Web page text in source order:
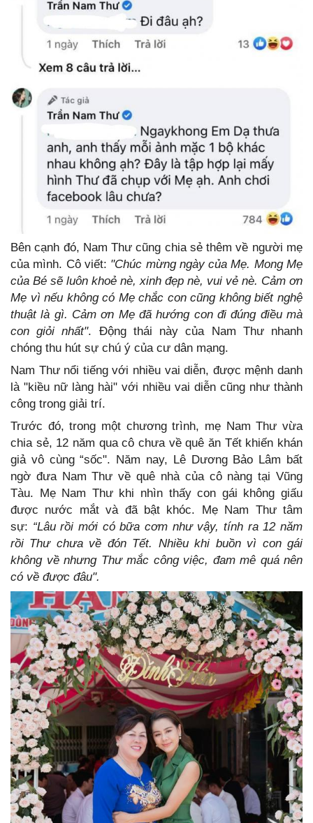
Bên cạnh đó, Nam Thư cũng chia sẻ thêm về người mẹ
của mình. Cô viết: "Chúc mừng ngày của Mẹ. Mong Mẹ
của Bé sẽ luôn khoẻ nè, xinh đẹp nè, vui vẻ nè. Cảm ơn
Mẹ vì nếu không có Mẹ chắc con cũng không biết nghệ
thuật là gì. Cảm ơn Mẹ đã hướng con đi đúng điều mà
con giỏi nhất". Động thái này của Nam Thư nhanh
chóng thu hút sự chú ý của cư dân mạng.
Nam Thư nổi tiếng với nhiều vai diễn, được mệnh danh
là "kiều nữ làng hài" với nhiều vai diễn cũng như thành
công trong giải trí.
Trước đó, trong một chương trình, mẹ Nam Thư vừa
chia sẻ, 12 năm qua cô chưa về quê ăn Tết khiến khán
giả vô cùng “sốc". Năm nay, Lê Dương Bảo Lâm bất
ngờ đưa Nam Thư về quê nhà của cô nàng tại Vũng
Tàu. Mẹ Nam Thư khi nhìn thấy con gái không giấu
được nước mắt và đã bật khóc. Mẹ Nam Thư tâm
sự: “Lâu rồi mới có bữa cơm như vậy, tính ra 12 năm
rồi Thư chưa về đón Tết. Nhiều khi buồn vì con gái
không về nhưng Thư mắc công việc, đam mê quá nên
có về được đâu".